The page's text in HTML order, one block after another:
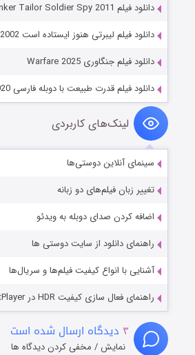
دانلود فیلم Tinker Tailor Soldier Spy 2011
دانلود فیلم لیبرتی هنوز ایستاده‌ است Liberty Stands Still 2002
دانلود فیلم جنگاوری Warfare 2025
دانلود فیلم قدرت طبیعت با دوبله فارسی Force of Nature 2020
لینک‌های کاربردی
سینمای آنلاین دوستی‌ها
تغییر زبان فیلم‌های دو زبانه
اضافه کردن صدای دوبله به ویدئو
راهنمای دانلود از سایت دوستی ها
آشنایی با انواع کیفیت فیلم‌ها و سریال‌ها
راهنمای فعال سازی کیفیت HDR در PotPlayer
۳ دیدگاه ارسال شده است
نمایش / مخفی کردن دیدگاه ها